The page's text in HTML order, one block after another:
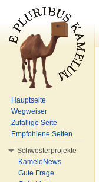
Hauptseite
Wegweiser
Zufällige Seite
Empfohlene Seiten
Schwesterprojekte
KameloNews
Gute Frage